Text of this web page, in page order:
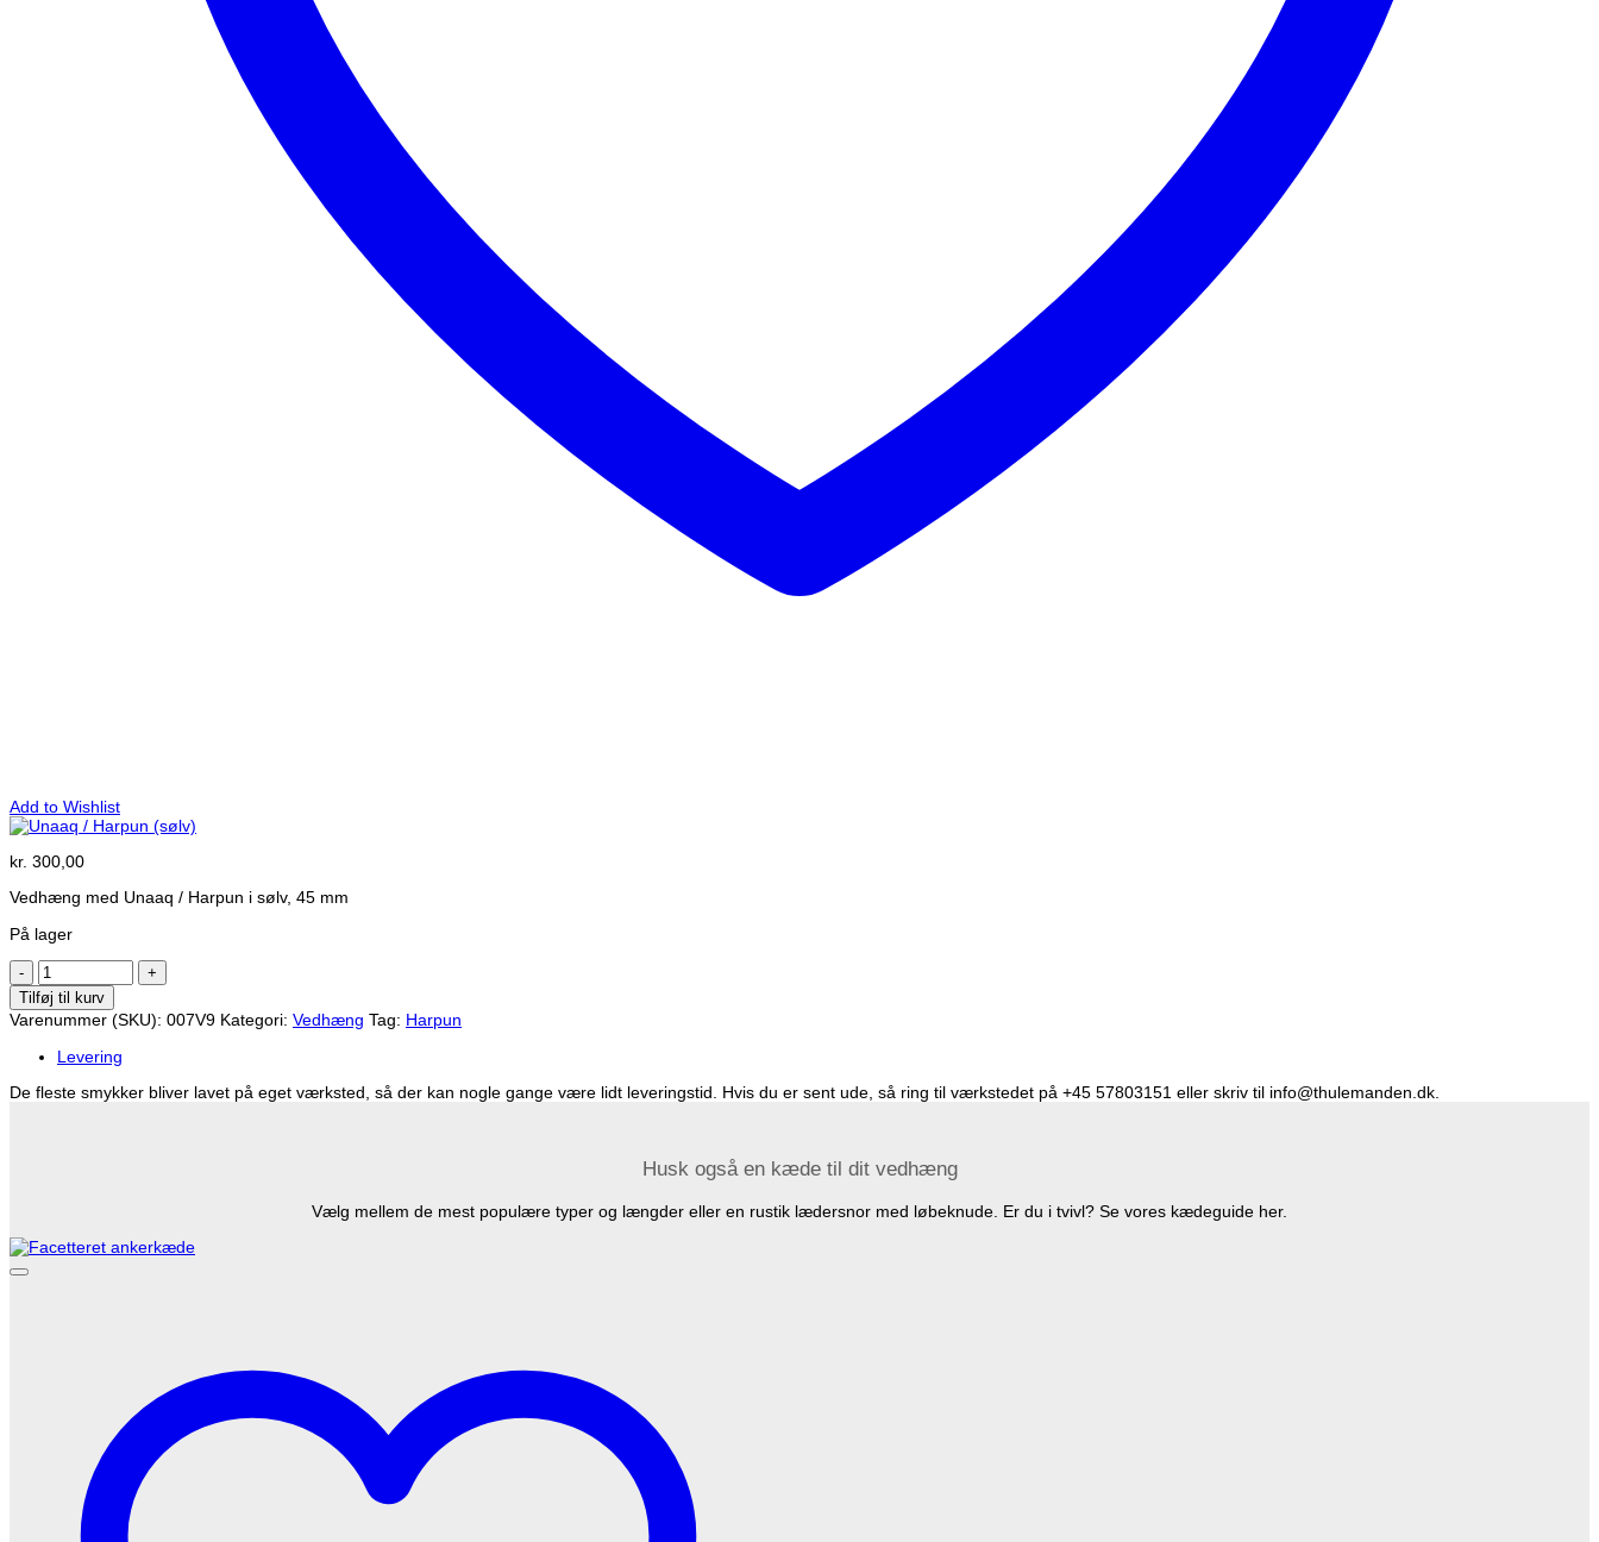
Add to Wishlist
kr. 300,00
Vedhæng med Unaaq / Harpun i sølv, 45 mm
På lager
Unaaq
/
Harpun
(sølv)
Tilføj til kurv
Varenummer (SKU): 007V9 Kategori: Vedhæng Tag: Harpun
Levering
De fleste smykker bliver lavet på eget værksted, så der kan nogle gange være lidt leveringstid. Hvis du er sent ude, så ring til værkstedet på +45 57803151 eller skriv til info@thulemanden.dk.
Husk også en kæde til dit vedhæng
Vælg mellem de mest populære typer og længder eller en rustik lædersnor med løbeknude. Er du i tvivl? Se vores kædeguide her.